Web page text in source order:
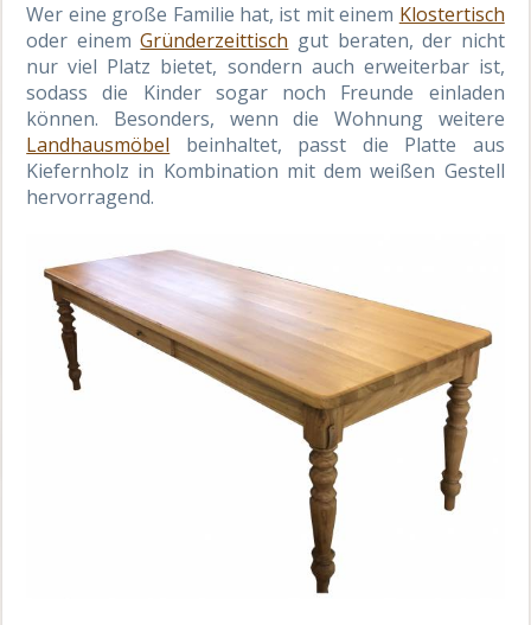
Wer eine große Familie hat, ist mit einem Klostertisch
oder einemGründerzeittisch gut beraten, der nicht
nur viel Platz bietet, sondern auch erweiterbar ist,
sodass die Kinder sogar noch Freunde einladen
können. Besonders, wenn die Wohnung weitere
Landhausmöbel beinhaltet, passt die Platte aus
Kiefernholz in Kombination mit dem weißen Gestell
hervorragend.